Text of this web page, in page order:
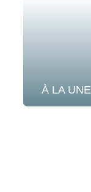
À LA UNE